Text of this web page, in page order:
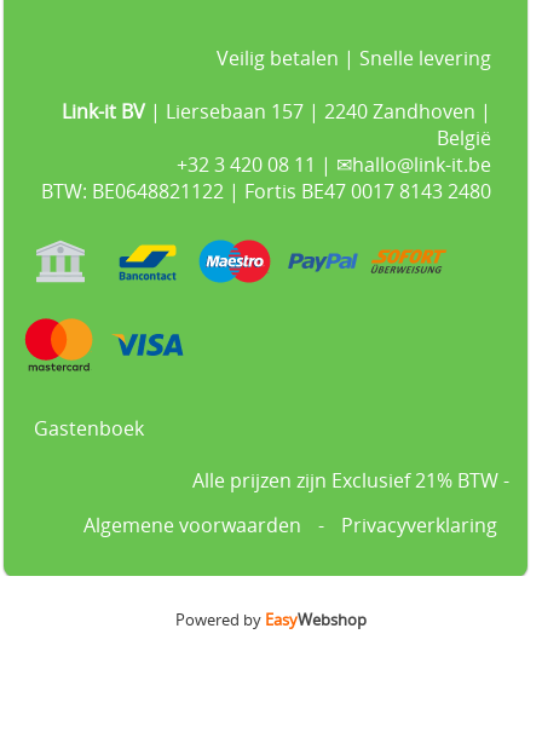
Veilig betalen | Snelle levering
Link-it BV | Liersebaan 157 | 2240 Zandhoven |
België
+32 3 420 08 11 | ✉hallo@link-it.be
BTW: BE0648821122 | Fortis BE47 0017 8143 2480
Gastenboek
Alle prijzen zijn Exclusief 21% BTW -
Algemene voorwaarden
- Privacyverklaring
Powered by EasyWebshop